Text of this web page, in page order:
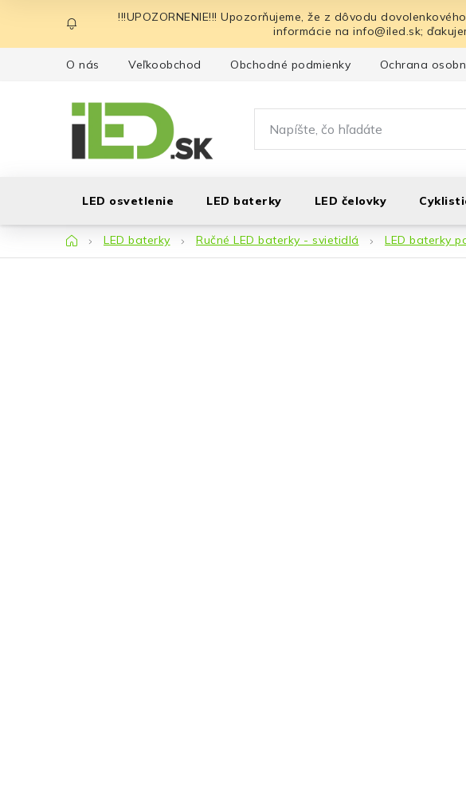
obsah
!!!UPOZORNENIE!!! Upozorňujeme, že z dôvodu
informácie na info@iled.sk;
O nás Veľkoobchod Obchodné podmienky Ochrana
LED osvetlenie LED baterky LED čelovky
DomovLED baterky Ručné LED baterky - svietidlá LED baterky